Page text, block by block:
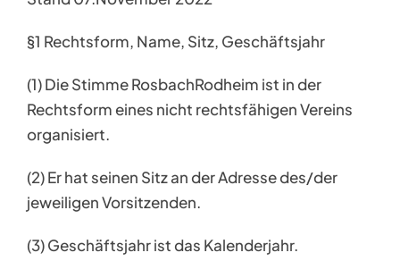
§1 Rechtsform, Name, Sitz, Geschäftsjahr
(1) Die Stimme RosbachRodheim ist in der
Rechtsform eines nicht rechtsfähigen Vereins
organisiert.
(2) Er hat seinen Sitz an der Adresse des/der
jeweiligen Vorsitzenden.
(3) Geschäftsjahr ist das Kalenderjahr.